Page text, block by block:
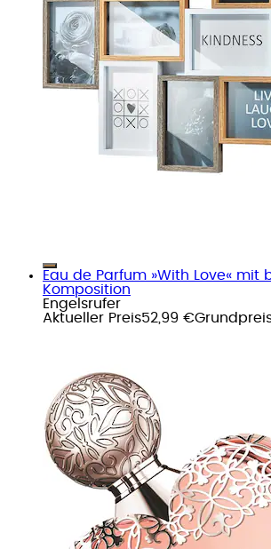
Eau de Parfum »With Love« mit
Komposition
Engelsrufer
Aktueller Preis52,99 €